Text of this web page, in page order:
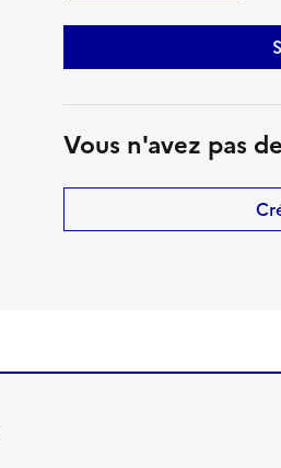
Vous n'avez pas